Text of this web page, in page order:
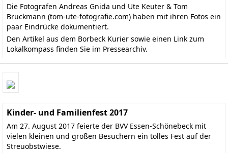
Die Fotografen Andreas Gnida und Ute Keuter & Tom
Bruckmann (tom-ute-fotografie.com) haben mit ihren Fotos ein
paar Eindrücke dokumentiert.
Den Artikel aus dem Borbeck Kurier sowie einen Link zum
Lokalkompass finden Sie im Pressearchiv.
Kinder- und Familienfest 2017
Am 27. August 2017 feierte der BVV Essen-Schönebeck mit
vielen kleinen und großen Besuchern ein tolles Fest auf der
Streuobstwiese.